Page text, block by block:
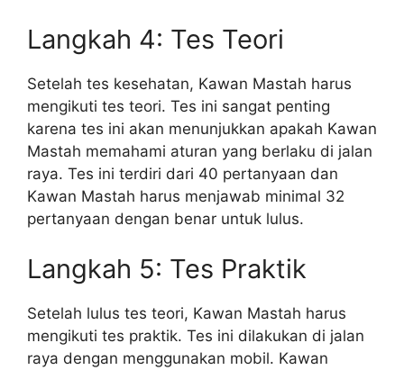
Langkah 4: Tes Teori
Setelah tes kesehatan, Kawan Mastah harus
mengikuti tes teori. Tes ini sangat penting
karena tes ini akan menunjukkan apakah Kawan
Mastah memahami aturan yang berlaku di jalan
raya. Tes ini terdiri dari 40 pertanyaan dan
Kawan Mastah harus menjawab minimal 32
pertanyaan dengan benar untuk lulus.
Langkah 5: Tes Praktik
Setelah lulus tes teori, Kawan Mastah harus
mengikuti tes praktik. Tes ini dilakukan di jalan
raya dengan menggunakan mobil. Kawan